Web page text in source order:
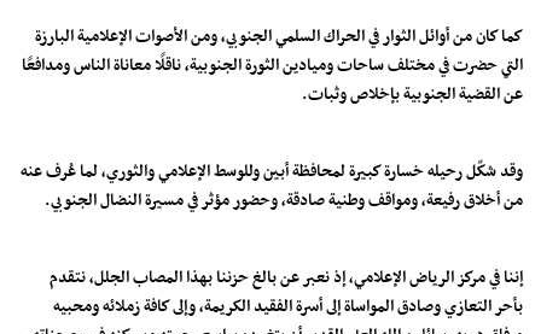
كما كان من أوائل الثوار في الحراك السلمي الجنوبي، ومن الأصوات الإعلامية البارزة
التي حضرت في مختلف ساحات وميادين الثورة الجنوبية، ناقلًا معاناة الناس ومدافعًا
عن القضية الجنوبية بإخلاص وثبات.
وقد شكّل رحيله خسارة كبيرة لمحافظة أبين وللوسط الإعلامي والثوري، لما عُرف عنه
من أخلاق رفيعة، ومواقف وطنية صادقة، وحضور مؤثر في مسيرة النضال الجنوبي.
إننا في مركز الرياض الإعلامي، إذ نعبر عن بالغ حزننا بهذا المصاب الجلل، نتقدم
بأحر التعازي وصادق المواساة إلى أسرة الفقيد الكريمة، وإلى كافة زملائه ومحبيه